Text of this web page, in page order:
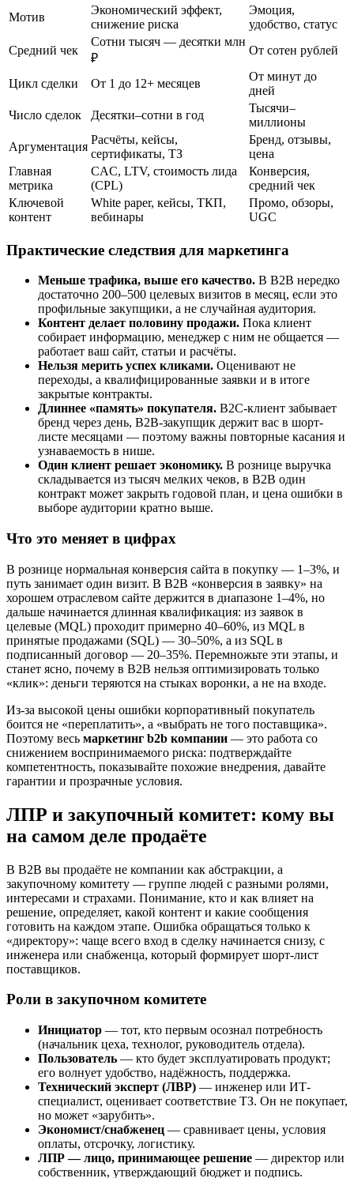
Мотив
Экономический эффект,
снижение риска
Эмоция,
удобство, статус
Средний чек
Сотни тысяч — десятки млн
₽
От сотен рублей
Цикл сделки От 1 до 12+ месяцев
От минут до
дней
Число сделок
Десятки–сотни в год
Тысячи–
миллионы
Аргументация
Расчёты, кейсы,
сертификаты, ТЗ
Бренд, отзывы,
цена
Главная
метрика
CAC, LTV, стоимость лида
(CPL)
Конверсия,
средний чек
Ключевой
контент
White paper, кейсы, ТКП,
вебинары
Промо, обзоры,
UGC
Практические следствия для маркетинга
Меньше трафика, выше его качество. В B2B нередко
достаточно 200–500 целевых визитов в месяц, если это
профильные закупщики, а не случайная аудитория.
Контент делает половину продажи. Пока клиент
собирает информацию, менеджер с ним не общается —
работает ваш сайт, статьи и расчёты.
Нельзя мерить успех кликами. Оценивают не
переходы, а квалифицированные заявки и в итоге
закрытые контракты.
Длиннее «память» покупателя. B2C-клиент забывает
бренд через день, B2B-закупщик держит вас в шорт-
листе месяцами — поэтому важны повторные касания и
узнаваемость в нише.
Один клиент решает экономику. В рознице выручка
складывается из тысяч мелких чеков, в B2B один
контракт может закрыть годовой план, и цена ошибки в
выборе аудитории кратно выше.
Что это меняет в цифрах
В рознице нормальная конверсия сайта в покупку — 1–3%, и
путь занимает один визит. В B2B «конверсия в заявку» на
хорошем отраслевом сайте держится в диапазоне 1–4%, но
дальше начинается длинная квалификация: из заявок в
целевые (MQL) проходит примерно 40–60%, из MQL в
принятые продажами (SQL) — 30–50%, а из SQL в
подписанный договор — 20–35%. Перемножьте эти этапы, и
станет ясно, почему в B2B нельзя оптимизировать только
«клик»: деньги теряются на стыках воронки, а не на входе.
Из-за высокой цены ошибки корпоративный покупатель
боится не «переплатить», а «выбрать не того поставщика».
Поэтому весь маркетинг b2b компании — это работа со
снижением воспринимаемого риска: подтверждайте
компетентность, показывайте похожие внедрения, давайте
гарантии и прозрачные условия.
ЛПР и закупочный комитет: кому вы
на самом деле продаёте
В B2B вы продаёте не компании как абстракции, а
закупочному комитету — группе людей с разными ролями,
интересами и страхами. Понимание, кто и как влияет на
решение, определяет, какой контент и какие сообщения
готовить на каждом этапе. Ошибка обращаться только к
«директору»: чаще всего вход в сделку начинается снизу, с
инженера или снабженца, который формирует шорт-лист
поставщиков.
Роли в закупочном комитете
Инициатор — тот, кто первым осознал потребность
(начальник цеха, технолог, руководитель отдела).
Пользователь — кто будет эксплуатировать продукт;
его волнует удобство, надёжность, поддержка.
Технический эксперт (ЛВР) — инженер или ИТ-
специалист, оценивает соответствие ТЗ. Он не покупает,
но может «зарубить».
Экономист/снабженец — сравнивает цены, условия
оплаты, отсрочку, логистику.
ЛПР — лицо, принимающее решение — директор или
собственник, утверждающий бюджет и подпись.